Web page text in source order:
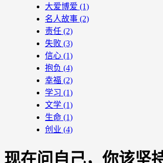
大爱博爱 (1)
名人故事 (2)
责任 (2)
失败 (3)
信心 (1)
抱负 (4)
幸福 (2)
学习 (1)
文学 (1)
生命 (1)
创业 (4)
现在问自己，你该坚